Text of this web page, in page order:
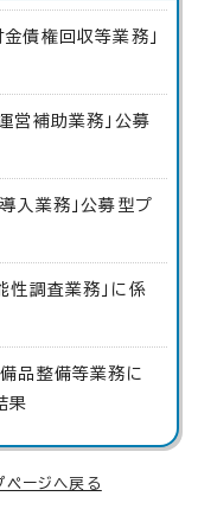
債権回収等業務」
営補助業務」公募
入業務」公募型プ
性調査業務」に係
品整備等業務に
果
ページへ戻る